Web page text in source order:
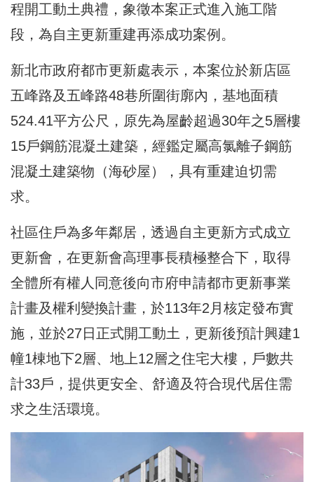
程開工動土典禮，象徵本案正式進入施工階
段，為自主更新重建再添成功案例。
新北市政府都市更新處表示，本案位於新店區
五峰路及五峰路48巷所圍街廓內，基地面積
524.41平方公尺，原先為屋齡超過30年之5層樓
15戶鋼筋混凝土建築，經鑑定屬高氯離子鋼筋
混凝土建築物（海砂屋），具有重建迫切需
求。
社區住戶為多年鄰居，透過自主更新方式成立
更新會，在更新會高理事長積極整合下，取得
全體所有權人同意後向市府申請都市更新事業
計畫及權利變換計畫，於113年2月核定發布實
施，並於27日正式開工動土，更新後預計興建1
幢1棟地下2層、地上12層之住宅大樓，戶數共
計33戶，提供更安全、舒適及符合現代居住需
求之生活環境。